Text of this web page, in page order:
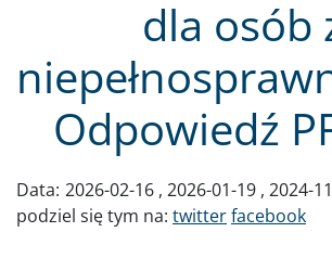
dla osób
Odpowiedź
Data: 2026-02-16 2026-01-19 2024-
podziel się tym na: twitterfacebook